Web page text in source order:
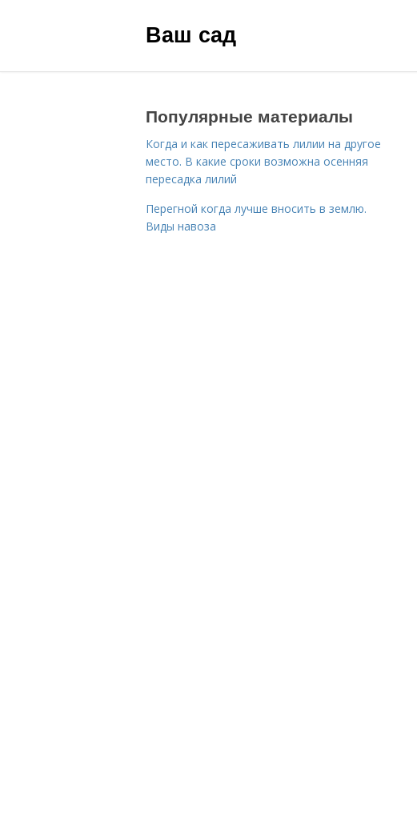
Ваш сад
Популярные материалы
Когда и как пересаживать лилии на другое
место. В какие сроки возможна осенняя
пересадка лилий
Перегной когда лучше вносить в землю.
Виды навоза